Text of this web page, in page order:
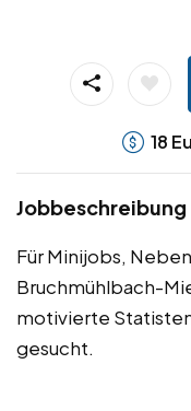
18
Jobbeschreibung
Für Minijobs,
Bruchmühlbach-
motivierte
gesucht.